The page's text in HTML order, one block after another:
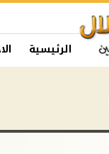
الرئيسية